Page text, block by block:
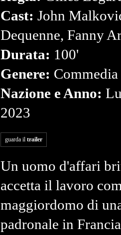
Cast: John
Dequenne, Fanny
Durata: 100'
Genere: Commedia
Nazione e Anno:
2023
guarda il trailer
Un uomo d'affari
accetta il lavoro
maggiordomo di
padronale in